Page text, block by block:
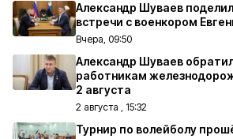
Александр Шуваев
встречи с военкором
Вчера, 09:50
Александр Шуваев
работникам
2 августа
2 августа , 15:32
Турнир по волейболу